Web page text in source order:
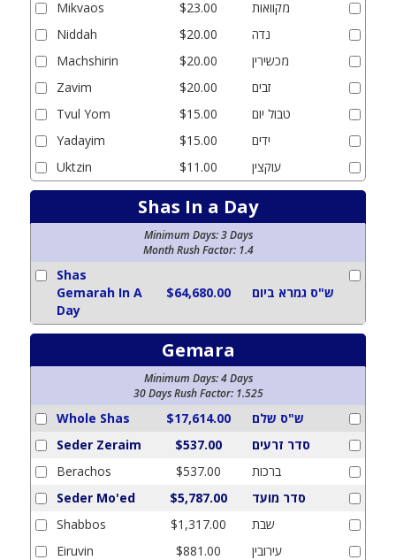
Mikvaos $23.00
מקוואות
Niddah
$20.00
נדה
Machshirin
$20.00
מכשירין
Zavim
$20.00
זבים
Tvul Yom
$15.00
טבול יום
Yadayim
$15.00
ידים
Uktzin
$11.00 עוקצין
Shas In a Day
Minimum Days:3 Days
Month Rush Factor: 1.4
Shas
Gemarah In A
Day
$64,680.00 ש"ס גמרא ביום
Gemara
Minimum Days:4 Days
30 Days Rush Factor: 1.525
Whole Shas $17,614.00
ש"ס שלם
Seder Zeraim
$537.00
סדר זרעים
Berachos
$537.00
ברכות
Seder Mo'ed
$5,787.00
סדר מועד
Shabbos
$1,317.00
שבת
Eiruvin
$881.00
עירובין